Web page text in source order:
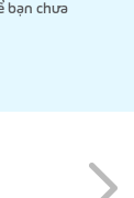
bạn chưa